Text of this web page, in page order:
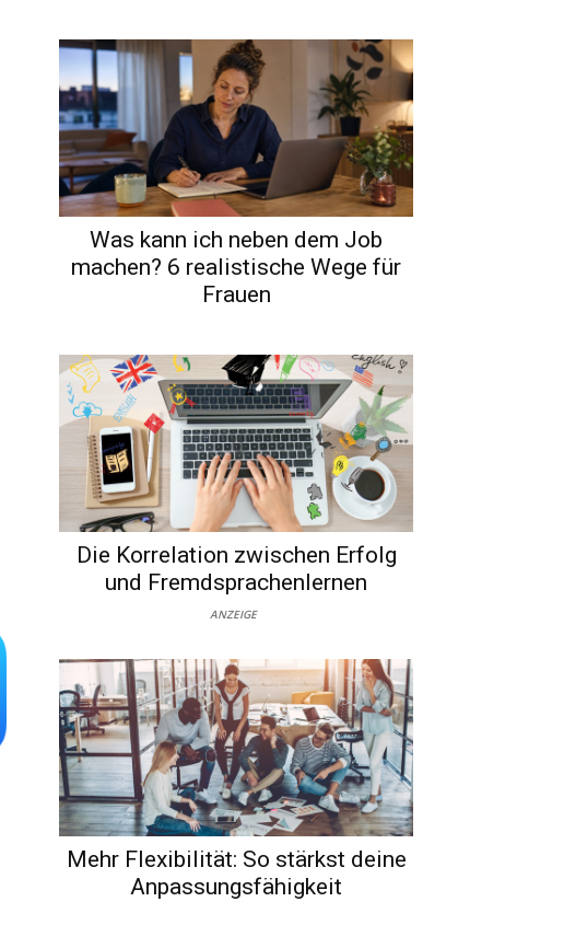
Was kann ich neben dem Job
machen? 6 realistische Wege für
Frauen
Die Korrelation zwischen Erfolg
und Fremdsprachenlernen
ANZEIGE
Mehr Flexibilität: So stärkst deine
Anpassungsfähigkeit